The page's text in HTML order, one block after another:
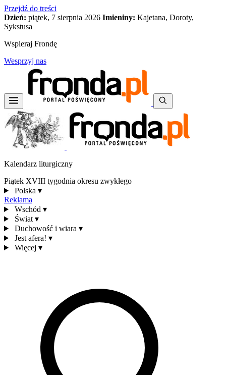
Przejdź do treści
Dzień: piątek, 7 sierpnia 2026 Imieniny: Kajetana, Doroty,
Sykstusa
Wspieraj Frondę
Wesprzyj nas
Kalendarz liturgiczny
Piątek XVIII tygodnia okresu zwykłego
Polska ▾
Reklama
Wschód ▾
Świat ▾
Duchowość i wiara ▾
Jest afera! ▾
Więcej ▾